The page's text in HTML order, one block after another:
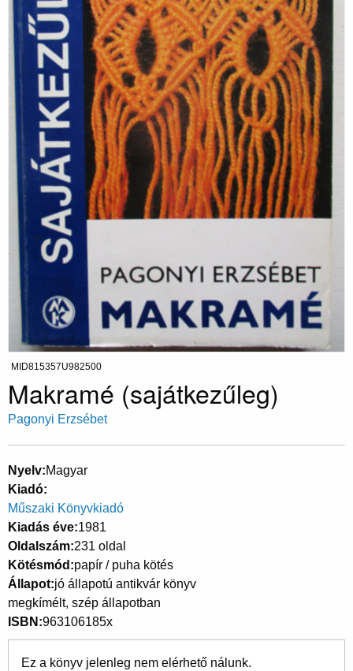
MID815357U982500
Makramé (sajátkezűleg)
Pagonyi Erzsébet
Nyelv Magyar
Kiadó
Műszaki Könyvkiadó
Kiadás éve 1981
Oldalszám 231 oldal
Kötésmód papír / puha kötés
Állapot jó állapotú antikvár könyv
megkímélt, szép állapotban
ISBN 963106185x
Ez a könyv jelenleg nem elérhető nálunk.